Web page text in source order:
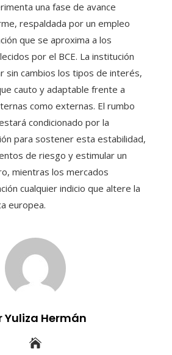
una fase de avance
respaldada por un empleo
que se aproxima a los
por el BCE. La institución
sin cambios los tipos de interés,
cauto y adaptable frente a
como externas. El rumbo
condicionado por la
para sostener esta estabilidad,
de riesgo y estimular un
mientras los mercados
cualquier indicio que altere la
europea.
Yuliza Hermán